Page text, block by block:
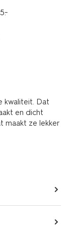
kwaliteit. Dat
en dicht
maakt ze lekker